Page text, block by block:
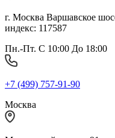
г. Москва Варшавское
индекс: 117587
Пн.-Пт. С 10:00 До 18:00
+7 (499) 757-91-90
Москва